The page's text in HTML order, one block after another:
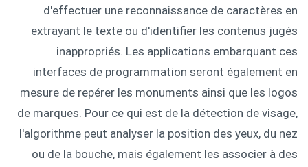
d'effectuer une reconnaissance de caractères en
extrayant le texte ou d'identifier les contenus jugés
inappropriés. Les applications embarquant ces
interfaces de programmation seront également en
mesure de repérer les monuments ainsi que les logos
de marques. Pour ce qui est de la détection de visage,
l'algorithme peut analyser la position des yeux, du nez
ou de la bouche, mais également les associer à des